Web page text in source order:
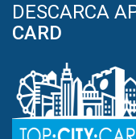
DESCARCA
CARD